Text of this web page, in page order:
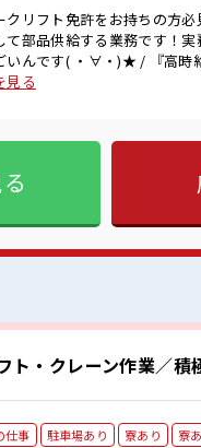
クリフト免許をお持ちの方
品供給する業務です！実務経験がなくても
いんです( ・∀・)★ / 『高時
時給はなんと1700円！！ お
ノウハウを教えてくれるの
や売店もあるのでお昼や休
る
ト・クレーン作業／積
仕事 駐車場あり 寮あり 寮